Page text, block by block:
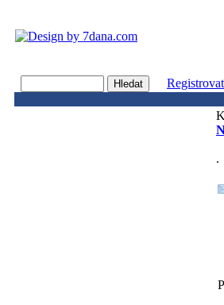
Registrovat
.